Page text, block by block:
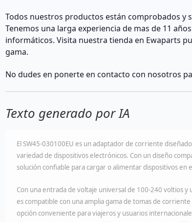
Todos nuestros productos están comprobados y
Tenemos una larga experiencia de mas de 11
informáticos. Visita nuestra tienda en Ewaparts
gama.
No dudes en ponerte en contacto con nosotros
Texto generado por IA
El SW45-030100EU es un adaptador de corriente
variedad de dispositivos electrónicos. Con un diseño
solución confiable para cargar o alimentar dispositivos en
Con una entrada de voltaje universal de 100-240 voltios y
es compatible con una amplia gama de tomas de
opción conveniente para viajeros y usuarios